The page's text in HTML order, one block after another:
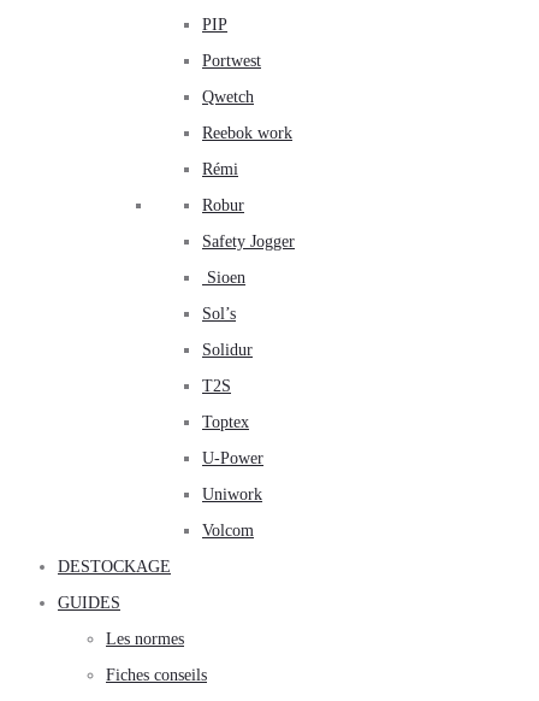
PIP
Portwest
Qwetch
Reebok work
Rémi
Robur
Safety Jogger
Sioen
Sol’s
Solidur
T2S
Toptex
U-Power
Uniwork
Volcom
DESTOCKAGE
GUIDES
Les normes
Fiches conseils